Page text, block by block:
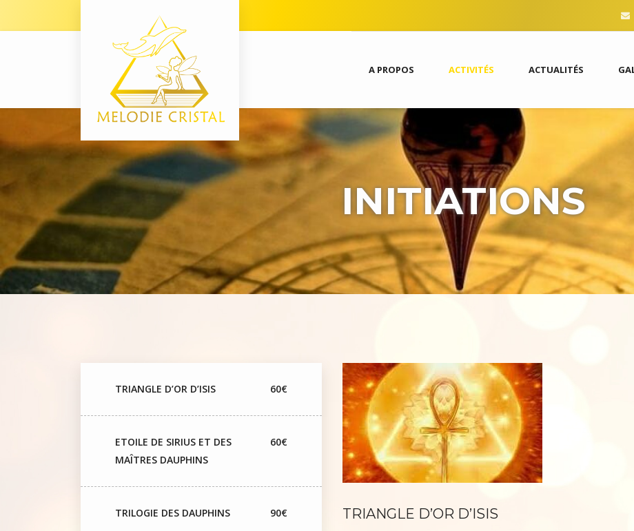
A PROPOS ACTIVITÉS ACTUALITÉS
INITIATIONS
TRIANGLE D’OR D’ISIS 60€
ETOILE DE SIRIUS ET DES
MAÎTRES DAUPHINS
60€
TRILOGIE DES DAUPHINS 90€ TRIANGLE D’OR D’ISIS